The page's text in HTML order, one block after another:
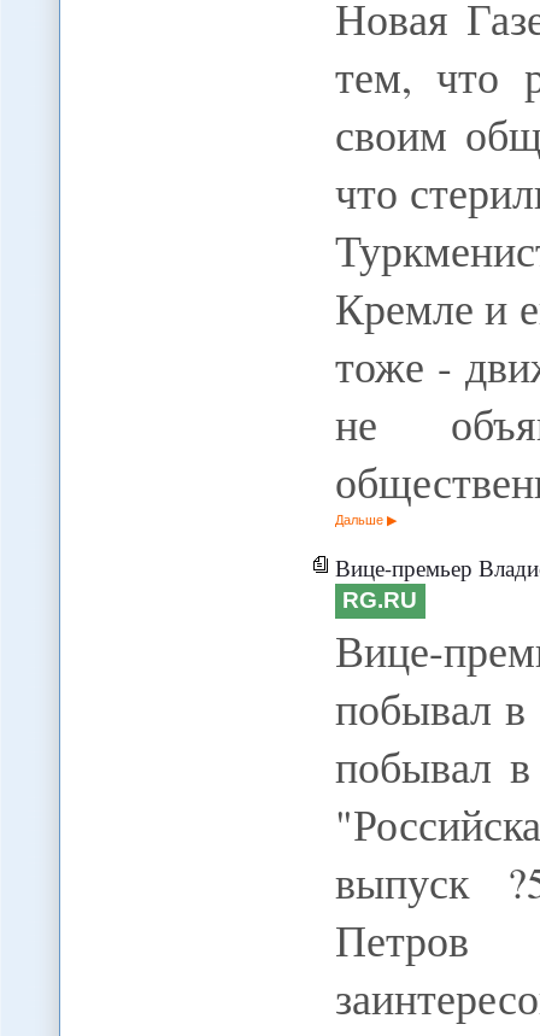
Новая
тем, что
своим
что
Кремле и
тоже -
не
Дальше
Вице-премьер Владислав Сурков побывал в
RG.RU
Вице-
побывал в
побывал
выпуск